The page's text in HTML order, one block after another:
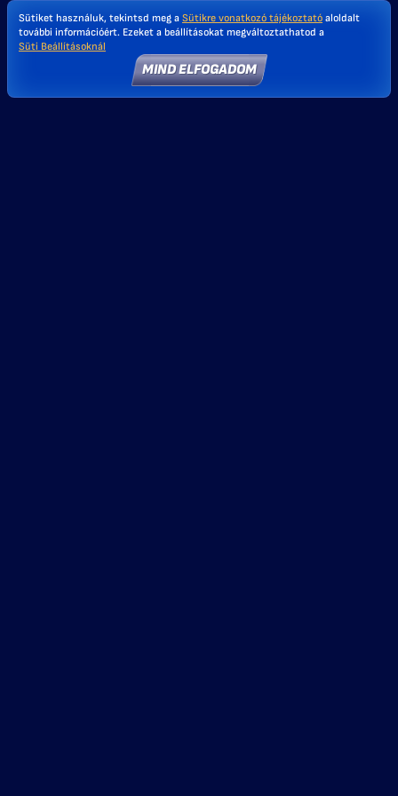
Sütiket használuk, tekintsd meg a Sütikre vonatkozó tájékoztató aloldalt
további információért. Ezeket a beállításokat megváltoztathatod a
Süti Beállításoknál
MIND ELFOGADOM